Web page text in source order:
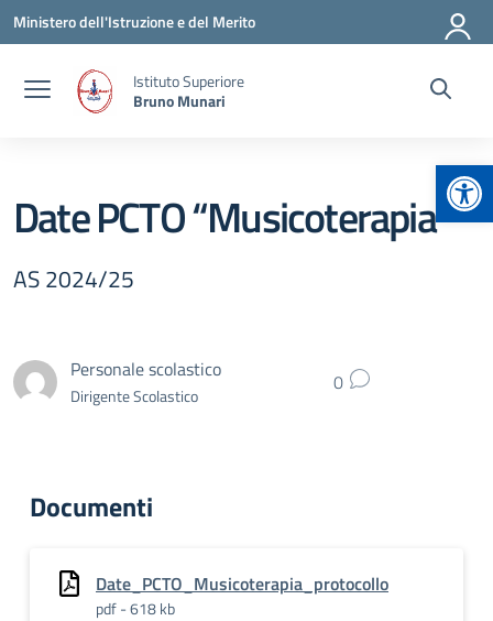
Vai ai contenuti
Vai al menu di navigazione
Vai al footer
Ministero dell'Istruzione e del Merito
Istituto Superiore
Bruno Munari
Date PCTO “Musicoterapia”
AS 2024/25
Personale scolastico
Dirigente Scolastico 0
Documenti
Date_PCTO_Musicoterapia_protocollo
pdf - 618 kb